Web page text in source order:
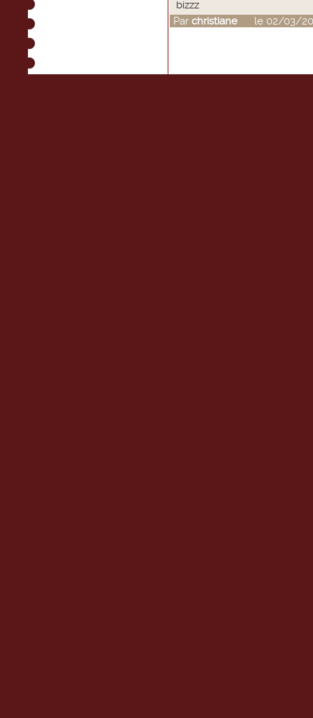
bizzz
Par christianele 02/03/